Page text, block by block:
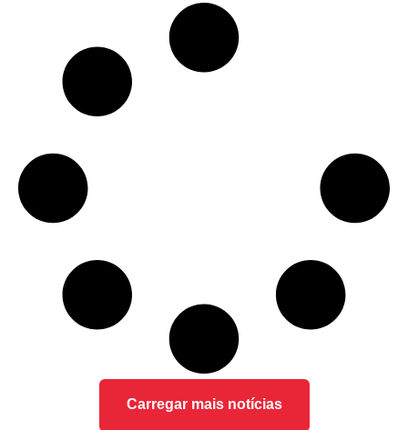
Carregar mais notícias